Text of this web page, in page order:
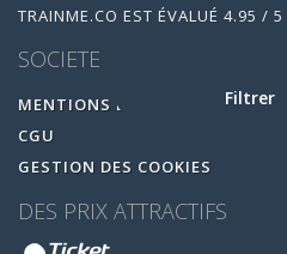
Filtrer
TRAINME.CO EST ÉVALUÉ 4.95 / 5
SOCIETE
MENTIONS LEGALES
CGU
GESTION DES COOKIES
DES PRIX ATTRACTIFS